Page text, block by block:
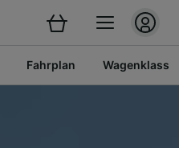
Fahrplan